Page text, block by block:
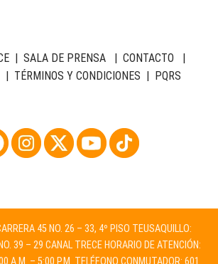
| SALA DE PRENSA| CONTACTO |
| TÉRMINOS Y CONDICIONES | PQRS
45 NO. 26 – 33, 4º PISO TEUSAQUILLO:
39 – 29 CANAL TRECE HORARIO DE ATENCIÓN: